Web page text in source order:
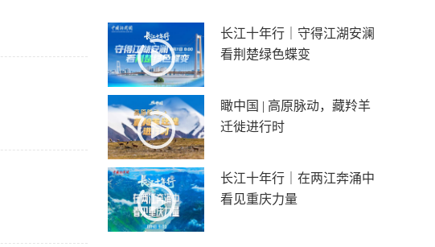
长江十年行｜守得江湖安澜
看荆楚绿色蝶变
瞰中国 | 高原脉动，藏羚羊
迁徙进行时
长江十年行｜在两江奔涌中
看见重庆力量